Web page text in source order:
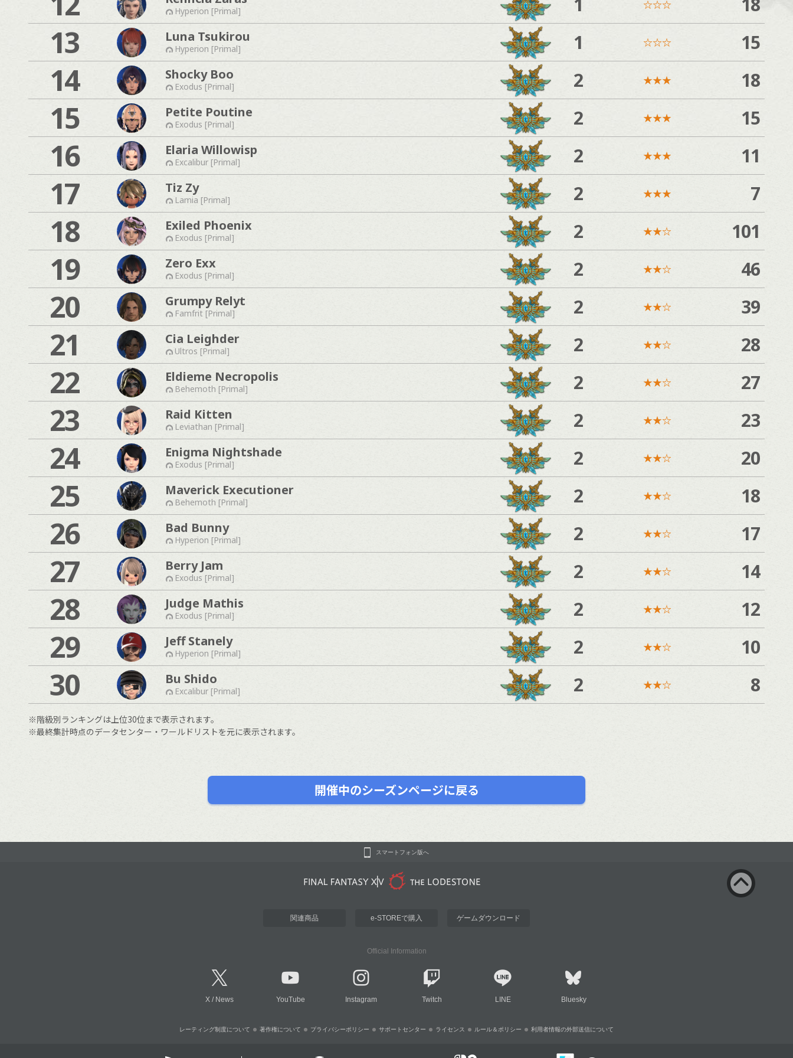
Hyperion [Primal] ☆☆☆
13 Luna Tsukirou
Hyperion [Primal] 1 ☆☆☆ 15
14 Shocky Boo
Exodus [Primal] 2 ★★★ 18
15 Petite Poutine
Exodus [Primal] 2 ★★★ 15
16 Elaria Willowisp
Excalibur [Primal] 2 ★★★ 11
17 Tiz Zy
Lamia [Primal] 2 ★★★ 7
18 Exiled Phoenix
Exodus [Primal] 2 ★★☆ 101
19 Zero Exx
Exodus [Primal] 2 ★★☆ 46
20 Grumpy Relyt
Famfrit [Primal] 2 ★★☆ 39
21 Cia Leighder
Ultros [Primal] 2 ★★☆ 28
22 Eldieme Necropolis
Behemoth [Primal] 2 ★★☆ 27
23 Raid Kitten
Leviathan [Primal] 2 ★★☆ 23
24 Enigma Nightshade
Exodus [Primal] 2 ★★☆ 20
25 Maverick Executioner
Behemoth [Primal] 2 ★★☆ 18
26 Bad Bunny
Hyperion [Primal] 2 ★★☆ 17
27 Berry Jam
Exodus [Primal] 2 ★★☆ 14
28 Judge Mathis
Exodus [Primal] 2 ★★☆ 12
29 Jeff Stanely
Hyperion [Primal] 2 ★★☆ 10
30 Bu Shido
Excalibur [Primal] 2 ★★☆ 8
※階級別ランキングは上位30位まで表示されます。
※最終集計時点のデータセンター・ワールドリストを元に表示されます。
開催中のシーズンページに戻る
スマートフォン版へ
関連商品 e-STOREで購入 ゲームダウンロード
Official Information
X / News YouTube Instagram Twitch LINE Bluesky
レーティング制度について 著作権について プライバシーポリシー サポートセンター ライセンス ルール＆ポリシー 利用者情報の外部送信について